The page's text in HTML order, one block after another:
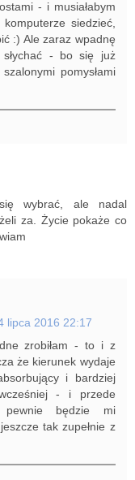
- i musiałabym
siedzieć,
:) Ale zaraz wpadnę
- bo się już
pomysłami
wybrać, ale nadal
za. Życie pokaże co
lipca 2016 22:17
zrobiłam - to i z
że kierunek wydaje
i bardziej
- i przede
pewnie będzie mi
tak zupełnie z